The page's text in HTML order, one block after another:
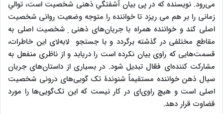
می‌رود. نویسنده که در پی بیان آشفتگیِ ذهنی شخصیت است، توالیِ
زمانی را بر هم می ریزد تا خواننده را متوجه وضعیت روانی شخصیت
اصلی کند و خواننده همراه با جریان‌های ذهنی ِ شخصیت اصلی به
مقاطع مختلفی در گذشته برگردد و با جستجو لابه‌لای این خاطرات،
قسمت‌هایی که راوی بیان نکرده است را دریابد و از ناظری منفعل به
مشارکت کننده‌ای فعّال تبدیل شود. در بسیاری از داستان‌های جریان
سیال ذهن خواننده مستقیماً شنوندۀ تک گویی‌های درونی شخصیت
اصلی است و هیچ راوی‌ای در کار نیست که این تک‌گویی‌ها را مورد
قضاوت قرار دهد.